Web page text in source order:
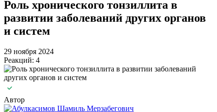
Роль хронического тонзиллита в
развитии заболеваний других органов
и систем
29 ноября 2024
Реакций: 4
Автор